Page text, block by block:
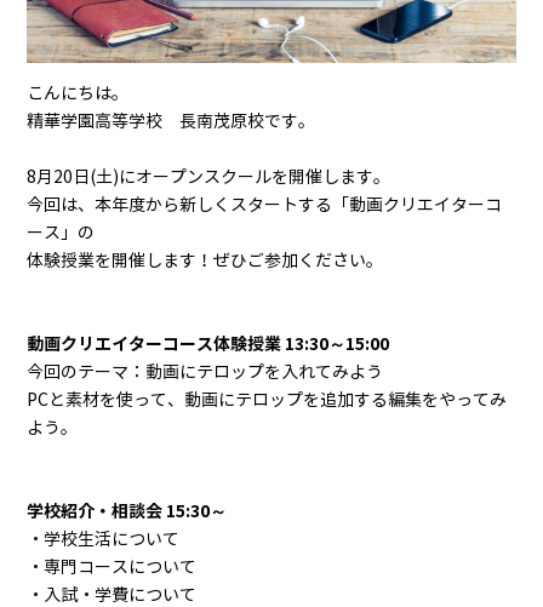
こんにちは。
精華学園高等学校 長南茂原校です。
8月20日(土)にオープンスクールを開催します。
今回は、本年度から新しくスタートする「動画クリエイターコ
ース」の
体験授業を開催します！ぜひご参加ください。
動画クリエイターコース体験授業 13:30～15:00
今回のテーマ：動画にテロップを入れてみよう
PCと素材を使って、動画にテロップを追加する編集をやってみ
よう。
学校紹介・相談会 15:30～
・学校生活について
・専門コースについて
・入試・学費について